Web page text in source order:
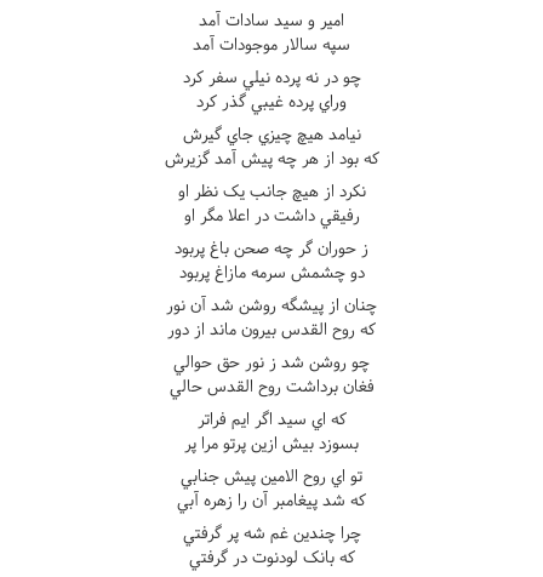
امير و سيد سادات آمد
سپه سالار موجودات آمد
چو در نه پرده نيلي سفر کرد
وراي پرده غيبي گذر کرد
نيامد هيچ چيزي جاي گيرش
که بود از هر چه پيش آمد گزيرش
نکرد از هيچ جانب يک نظر او
رفيقي داشت در اعلا مگر او
ز حوران گر چه صحن باغ پربود
دو چشمش سرمه مازاغ پربود
چنان از پيشگه روشن شد آن نور
که روح القدس بيرون ماند از دور
چو روشن شد ز نور حق حوالي
فغان برداشت روح القدس حالي
که اي سيد اگر ايم فراتر
بسوزد بيش ازين پرتو مرا پر
تو اي روح الامين پيش جنابي
که شد پيغامبر آن را زهره آبي
چرا چندين غم شه پر گرفتي
که بانک لودنوت در گرفتي